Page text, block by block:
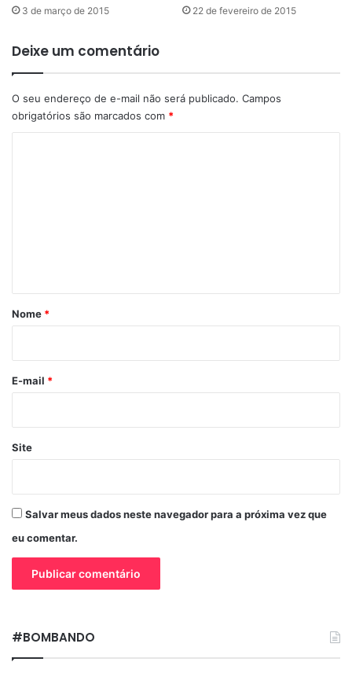
3 de março de 2015 22 de fevereiro de 2015
Deixe um comentário
O seu endereço de e-mail não será publicado. Campos
obrigatórios são marcados com *
r
*
Nome *
E-mail *
Site
Salvar meus dados neste navegador para a próxima vez que
eu comentar.
#BOMBANDO